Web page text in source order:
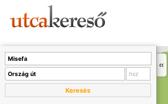
Keresés
A térképet kicsinyíteni kell, hogy látszódjanak a boltok.
Boltok látszódjanak >>